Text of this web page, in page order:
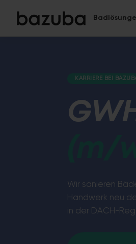
KARRIERE BEI
Wir sanieren
Handwerk neu
in der DACH-
Komplettsanierung
Teilsanierung
Gezielt & schnell
›